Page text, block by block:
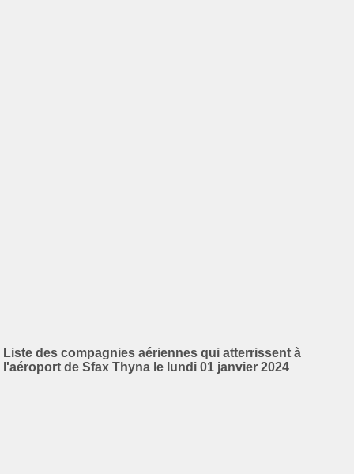
Liste des compagnies aériennes qui atterrissent à
l'aéroport de Sfax Thyna le lundi 01 janvier 2024